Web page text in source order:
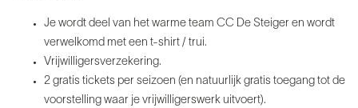
Je wordt deel van het warme team CC De Steiger en wordt
verwelkomd met een t-shirt / trui.
Vrijwilligersverzekering.
2 gratis tickets per seizoen (en natuurlijk gratis toegang tot de
voorstelling waar je vrijwilligerswerk uitvoert).